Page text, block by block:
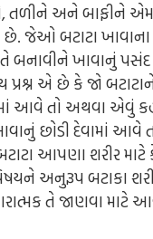
તળીને અને બાફીને એમ
છે. જેઓ બટાટા
બનાવીને ખાવાનું
પ્રશ્ન એ છે કે જો
આવે તો અથવા એવું
છોડી દેવામાં આવે
આપણા શરીર માટે
અનુરૂપ બટાકા
તે જાણવા માટે